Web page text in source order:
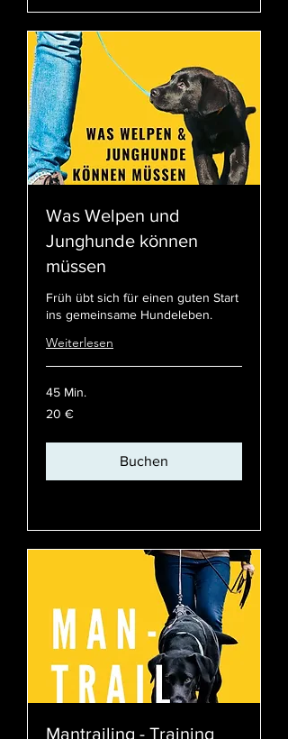
Was Welpen und
Junghunde können
müssen
Früh übt sich für einen guten Start
ins gemeinsame Hundeleben.
Weiterlesen
45 Min.
20
Euro
20 €
Buchen
Mantrailing - Training